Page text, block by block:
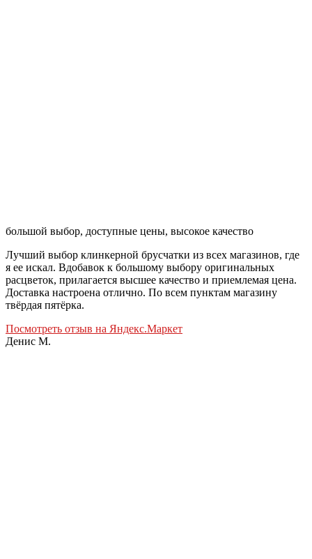
большой выбор, доступные цены, высокое качество
Лучший выбор клинкерной брусчатки из всех магазинов, где
я ее искал. Вдобавок к большому выбору оригинальных
расцветок, прилагается высшее качество и приемлемая цена.
Доставка настроена отлично. По всем пунктам магазину
твёрдая пятёрка.
Посмотреть отзыв на Яндекс.Маркет
Денис М.